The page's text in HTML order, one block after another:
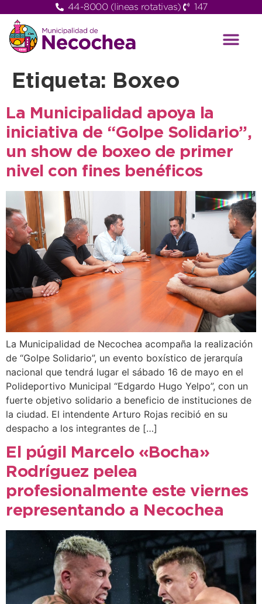
44-8000 (lineas rotativas) 147
Etiqueta: Boxeo
La Municipalidad apoya la
iniciativa de “Golpe Solidario”,
un show de boxeo de primer
nivel con fines benéficos
La Municipalidad de Necochea acompaña la realización
de “Golpe Solidario”, un evento boxístico de jerarquía
nacional que tendrá lugar el sábado 16 de mayo en el
Polideportivo Municipal “Edgardo Hugo Yelpo”, con un
fuerte objetivo solidario a beneficio de instituciones de
la ciudad. El intendente Arturo Rojas recibió en su
despacho a los integrantes de […]
El púgil Marcelo «Bocha»
Rodríguez pelea
profesionalmente este viernes
representando a Necochea